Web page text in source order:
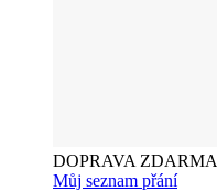
DOPRAVA ZDARMA
Můj seznam přání